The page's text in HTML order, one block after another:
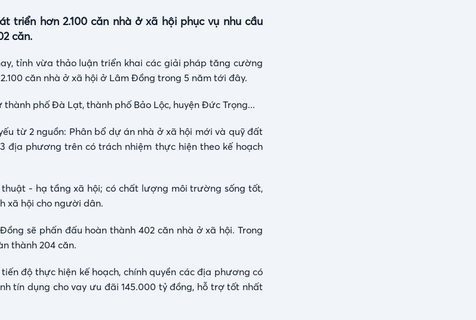
triển hơn 2.100 căn nhà ở xã hội phục vụ nhu cầu
căn.
tỉnh vừa thảo luận triển khai các giải pháp tăng cường
căn nhà ở xã hội ở Lâm Đồng trong 5 năm tới đây.
phố Đà Lạt, thành phố Bảo Lộc, huyện Đức Trọng...
từ 2 nguồn: Phân bổ dự án nhà ở xã hội mới và quỹ đất
phương trên có trách nhiệm thực hiện theo kế hoạch
- hạ tầng xã hội; có chất lượng môi trường sống tốt,
xã hội cho người dân.
sẽ phấn đấu hoàn thành 402 căn nhà ở xã hội. Trong
thành 204 căn.
độ thực hiện kế hoạch, chính quyền các địa phương có
tín dụng cho vay ưu đãi 145.000 tỷ đồng, hỗ trợ tốt nhất